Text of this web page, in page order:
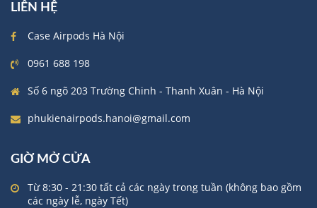
LIÊN HỆ
Case Airpods Hà Nội
0961 688 198
Số 6 ngõ 203 Trường Chinh - Thanh Xuân - Hà Nội
phukienairpods.hanoi@gmail.com
GIỜ MỞ CỬA
Từ 8:30 - 21:30 tất cả các ngày trong tuần (không bao gồm
các ngày lễ, ngày Tết)